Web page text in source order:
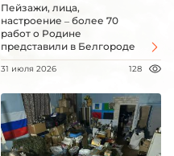
Пейзажи, лица,
настроение – более 70
работ о Родине
представили в Белгороде
31 июля 2026 128